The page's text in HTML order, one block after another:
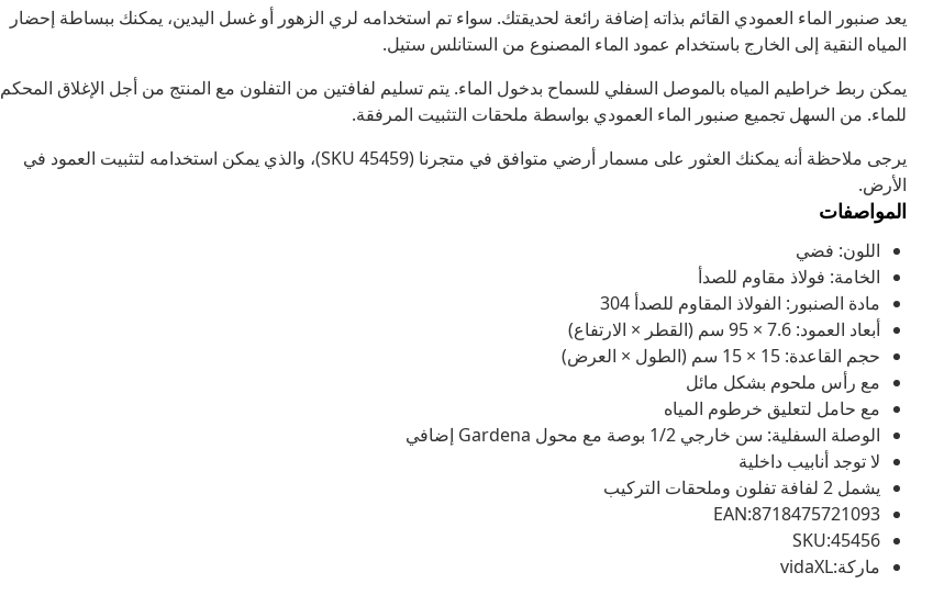
يعد صنبور الماء العمودي القائم بذاته إضافة رائعة لحديقتك. سواء تم استخدامه لري الزهور أو غسل اليدين، يمكنك ببساطة إحضار
المياه النقية إلى الخارج باستخدام عمود الماء المصنوع من الستانلس ستيل.
يمكن ربط خراطيم المياه بالموصل السفلي للسماح بدخول الماء. يتم تسليم لفافتين من التفلون مع المنتج من أجل الإغلاق المحكم
للماء. من السهل تجميع صنبور الماء العمودي بواسطة ملحقات التثبيت المرفقة.
يرجى ملاحظة أنه يمكنك العثور على مسمار أرضي متوافق في متجرنا (SKU 45459)، والذي يمكن استخدامه لتثبيت العمود في
الأرض.
المواصفات
اللون: فضي
الخامة: فولاذ مقاوم للصدأ
مادة الصنبور: الفولاذ المقاوم للصدأ 304
أبعاد العمود: 7.6 × 95 سم (القطر × الارتفاع)
حجم القاعدة: 15 × 15 سم (الطول × العرض)
مع رأس ملحوم بشكل مائل
مع حامل لتعليق خرطوم المياه
الوصلة السفلية: سن خارجي 1/2 بوصة مع محول Gardena إضافي
لا توجد أنابيب داخلية
يشمل 2 لفافة تفلون وملحقات التركيب
EAN:8718475721093
SKU:45456
ماركة:vidaXL